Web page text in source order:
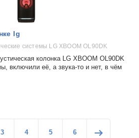
lg
системы LG XBOOM OL90DK
колонка LG XBOOM OL90DK
включили её, а звука-то и нет, в чём
3 4 5 6